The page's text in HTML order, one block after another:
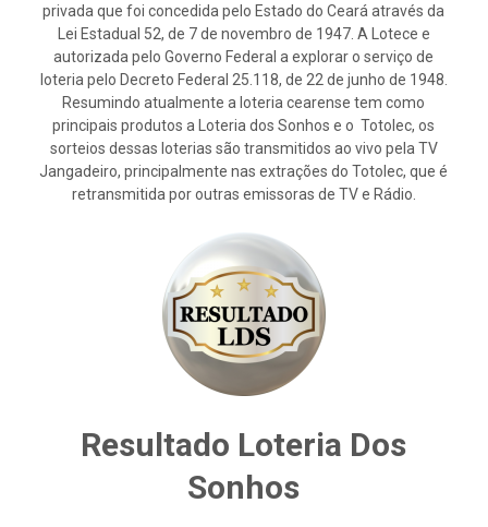
privada que foi concedida pelo Estado do Ceará através da
Lei Estadual 52, de 7 de novembro de 1947. A Lotece e
autorizada pelo Governo Federal a explorar o serviço de
loteria pelo Decreto Federal 25.118, de 22 de junho de 1948.
Resumindo atualmente a loteria cearense tem como
principais produtos a Loteria dos Sonhos e o Totolec, os
sorteios dessas loterias são transmitidos ao vivo pela TV
Jangadeiro, principalmente nas extrações do Totolec, que é
retransmitida por outras emissoras de TV e Rádio.
Resultado Loteria Dos
Sonhos